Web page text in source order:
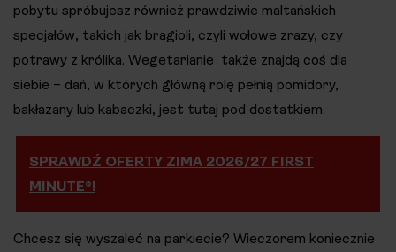
pobytu spróbujesz również prawdziwie maltańskich
specjałów, takich jak bragioli, czyli wołowe zrazy, czy
potrawy z królika. Wegetarianie także znajdą coś dla
siebie – dań, w których główną rolę pełnią pomidory,
bakłażany lub kabaczki, jest tutaj pod dostatkiem.
SPRAWDŹ OFERTY ZIMA 2026/27 FIRST
MINUTE®!
Chcesz się wyszaleć na parkiecie? Wieczorem koniecznie